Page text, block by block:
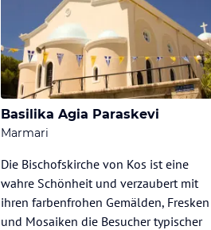
Basilika Agia Paraskevi
Marmari
Die Bischofskirche von Kos ist eine
wahre Schönheit und verzaubert mit
ihren farbenfrohen Gemälden, Fresken
und Mosaiken die Besucher typischer